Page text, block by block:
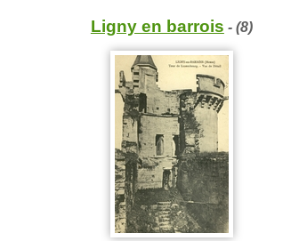
Ligny en barrois - (8)